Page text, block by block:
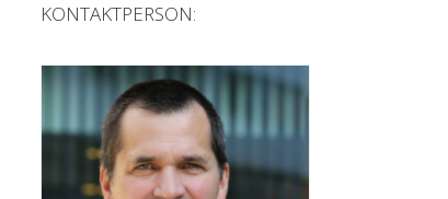
KONTAKTPERSON: